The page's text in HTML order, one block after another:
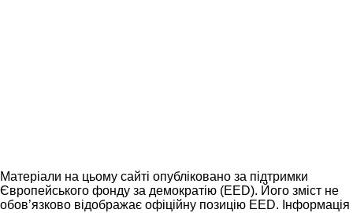
Матеріали на цьому сайті опубліковано за підтримки
Європейського фонду за демократію (EED). Його зміст не
обов’язково відображає офіційну позицію EED. Інформація